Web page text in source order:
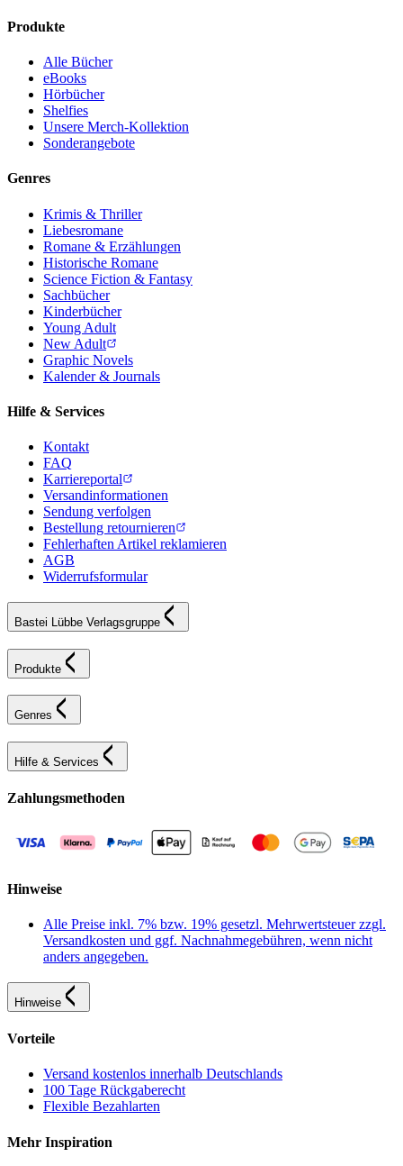
Produkte
Alle Bücher
eBooks
Hörbücher
Shelfies
Unsere Merch-Kollektion
Sonderangebote
Genres
Krimis & Thriller
Liebesromane
Romane & Erzählungen
Historische Romane
Science Fiction & Fantasy
Sachbücher
Kinderbücher
Young Adult
New Adult
Graphic Novels
Kalender & Journals
Hilfe & Services
Kontakt
FAQ
Karriereportal
Versandinformationen
Sendung verfolgen
Bestellung retournieren
Fehlerhaften Artikel reklamieren
AGB
Widerrufsformular
Bastei Lübbe Verlagsgruppe
Produkte
Genres
Hilfe & Services
Zahlungsmethoden
Hinweise
Alle Preise inkl. 7% bzw. 19% gesetzl. Mehrwertsteuer zzgl.
Versandkosten und ggf. Nachnahmegebühren, wenn nicht
anders angegeben.
Hinweise
Vorteile
Versand kostenlos innerhalb Deutschlands
100 Tage Rückgaberecht
Flexible Bezahlarten
Mehr Inspiration